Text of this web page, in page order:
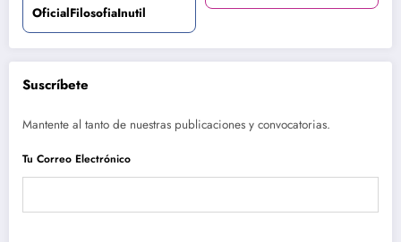
OficialFilosofiaInutil
Suscríbete
Mantente al tanto de nuestras publicaciones y convocatorias.
Tu Correo Electrónico